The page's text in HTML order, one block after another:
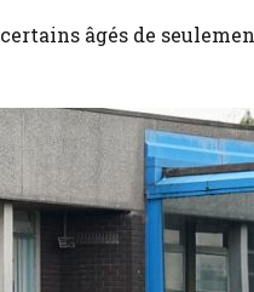
âgés de